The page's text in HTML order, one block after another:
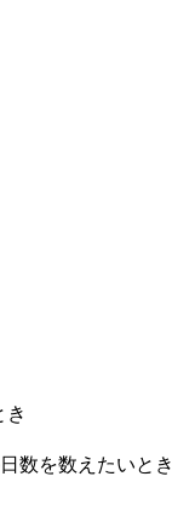
き
数を数えたいとき